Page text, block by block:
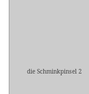
die Schminkpinsel 2